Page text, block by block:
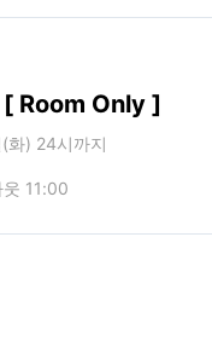
[ Room Only ]
화) 24시까지
11:00